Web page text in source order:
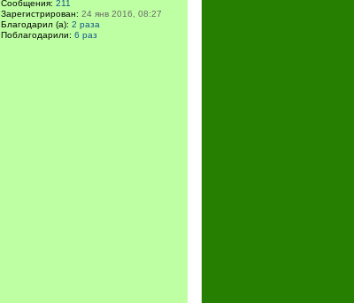
Сообщения: 211
Зарегистрирован: 24 янв 2016, 08:27
Благодарил (а): 2 раза
Поблагодарили: 6 раз